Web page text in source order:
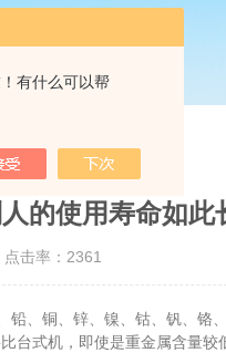
有什么可以帮
的使用寿命如此
击率：2361
、铜、锌、镍、钴、钒、铬
式机，即使是重金属含量较